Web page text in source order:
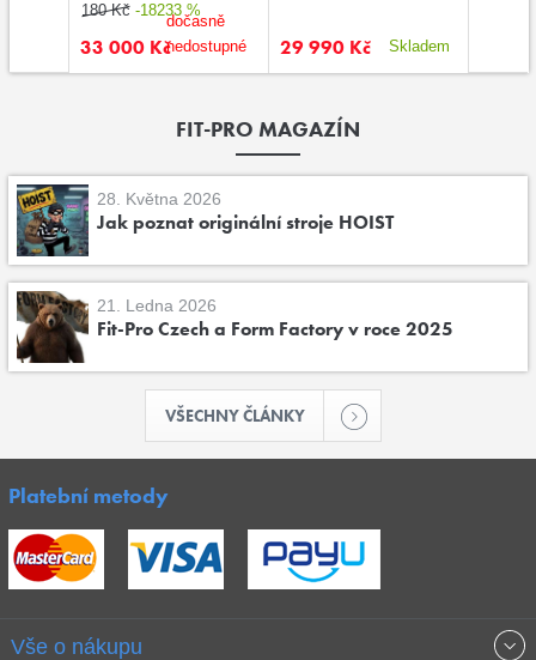
180 Kč -18233 %
33 000 Kč
dočasně
nedostupné
29 990 Kč Skladem
FIT-PRO MAGAZÍN
28. Května 2026
Jak poznat originální stroje HOIST
21. Ledna 2026
Fit-Pro Czech a Form Factory v roce 2025
VŠECHNY ČLÁNKY
Platební metody
Vše o nákupu